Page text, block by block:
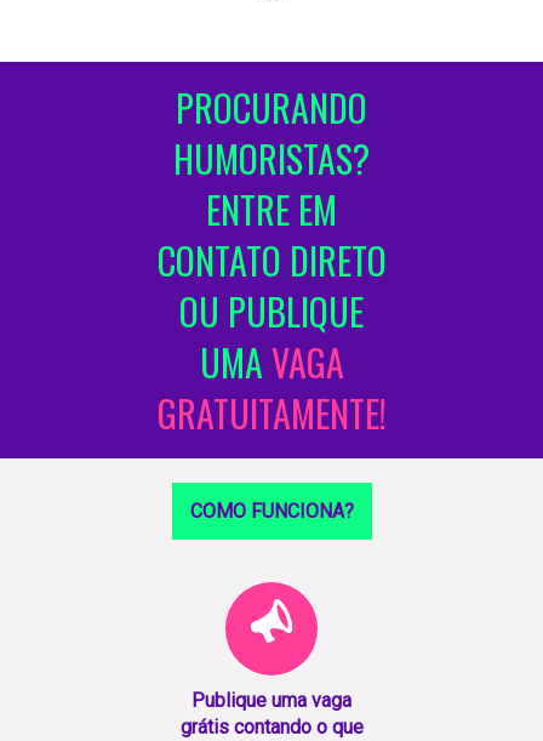
PROCURANDO
HUMORISTAS?
ENTRE EM
CONTATO DIRETO
OU PUBLIQUE
UMAVAGA
GRATUITAMENTE!
COMO FUNCIONA?
Publique uma vaga
grátis contando o que